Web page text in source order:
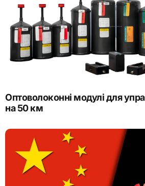
Оптоволоконні модулі для
на 50 км